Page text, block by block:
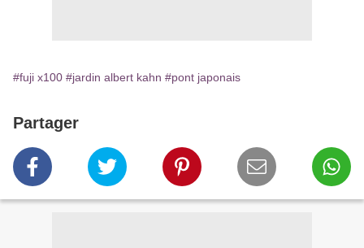
#fuji x100 #jardin albert kahn #pont japonais
Partager